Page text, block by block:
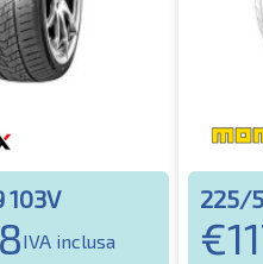
103V
IVA inclusa
225/
€